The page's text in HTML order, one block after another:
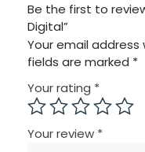
Be the first to
Digital”
Your email address
fields are marked *
Your rating *
Your review *